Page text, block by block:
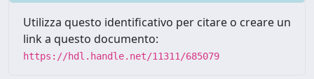
Utilizza questo identificativo per citare o creare un
link a questo documento:
https://hdl.handle.net/11311/685079